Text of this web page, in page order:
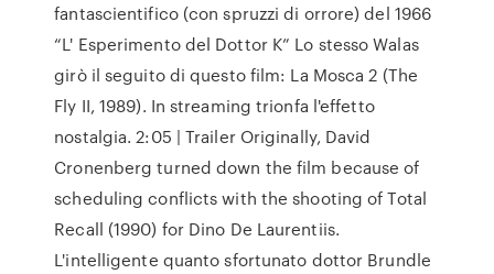
fantascientifico (con spruzzi di orrore) del 1966
“L' Esperimento del Dottor K” Lo stesso Walas
girò il seguito di questo film: La Mosca 2 (The
Fly II, 1989). In streaming trionfa l'effetto
nostalgia. 2:05 | Trailer Originally, David
Cronenberg turned down the film because of
scheduling conflicts with the shooting of Total
Recall (1990) for Dino De Laurentiis.
L'intelligente quanto sfortunato dottor Brundle